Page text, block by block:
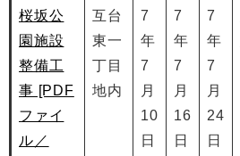
桜坂公
園施設
整備工
事 [PDF
ファイ
ル／
互台
東一
丁目
地内
7
年
7
月
10
日
7
年
7
月
16
日
7
年
7
月
24
日